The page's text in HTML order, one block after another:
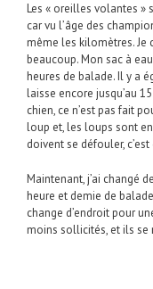
Les « oreilles volantes »
car vu l’âge des
même les kilomètres. Je
beaucoup. Mon sac à
heures de balade. Il y a
laisse encore jusqu’au
chien, ce n’est pas fait
loup et, les loups sont
doivent se défouler,
Maintenant, j’ai changé
heure et demie de
change d’endroit pour
moins sollicités, et ils se